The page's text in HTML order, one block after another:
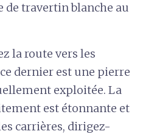
de travertin blanche au
la route vers les
dernier est une pierre
exploitée. La
est étonnante et
carrières, dirigez-